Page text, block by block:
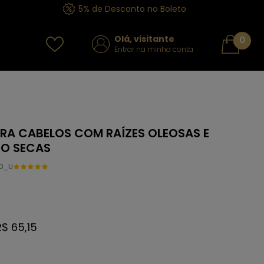
5% de Desconto no Boleto
Olá, visitante
Entrar na minha conta
0
CABELOS COM RAÍZES OLEOSAS E
SECAS
65,15